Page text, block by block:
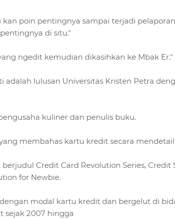
poin pentingnya sampai terjadi
di situ."
ngedit kemudian dikasihkan ke Mbak Er."
adalah lulusan Universitas Kristen Petra
kuliner dan penulis buku.
membahas kartu kredit secara
Credit Card Revolution Series, Credit
for Newbie.
modal kartu kredit dan bergelut di
sejak 2007 hingga